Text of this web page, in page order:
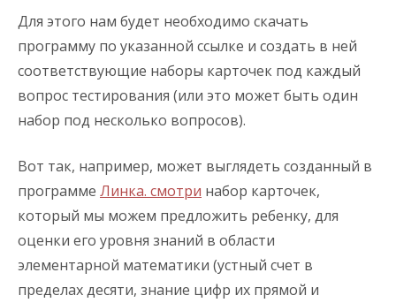
Для этого нам будет необходимо скачать
программу по указанной ссылке и создать в ней
соответствующие наборы карточек под каждый
вопрос тестирования (или это может быть один
набор под несколько вопросов).
Вот так, например, может выглядеть созданный в
программе Линка. смотри набор карточек,
который мы можем предложить ребенку, для
оценки его уровня знаний в области
элементарной математики (устный счет в
пределах десяти, знание цифр их прямой и